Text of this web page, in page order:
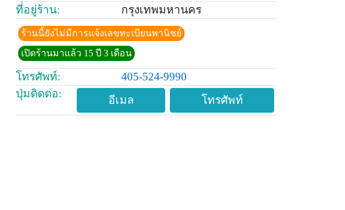
ที่อยู่ร้าน:
กรุงเทพมหานคร
ร้านนี้ยังไม่มีการแจ้งเลขทะเบียนพานิชย์
เปิดร้านมาแล้ว 15 ปี 3 เดือน
โทรศัพท์:
405-524-9990
ปุ่มติดต่อ:
อีเมล โทรศัพท์